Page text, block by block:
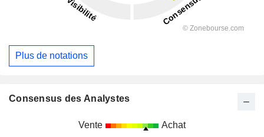
Plus de notations
Consensus des Analystes
Vente Achat